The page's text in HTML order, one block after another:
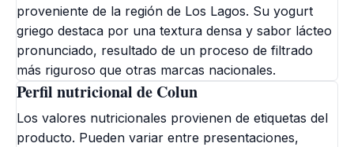
proveniente de la región de Los Lagos. Su yogurt
griego destaca por una textura densa y sabor lácteo
pronunciado, resultado de un proceso de filtrado
más riguroso que otras marcas nacionales.
Perfil nutricional de Colun
Los valores nutricionales provienen de etiquetas del
producto. Pueden variar entre presentaciones,